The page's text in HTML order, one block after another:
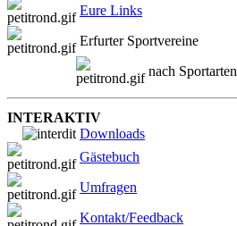
Eure Links
Erfurter Sportvereine
nach Sportarten
INTERAKTIV
Downloads
Gästebuch
Umfragen
Kontakt/Feedback